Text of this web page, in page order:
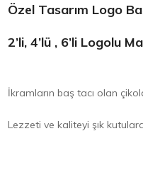
Özel Tasarım Logo
2’li, 4’lü , 6’li Logolu
İkramların baş tacı olan
Lezzeti ve kaliteyi şık